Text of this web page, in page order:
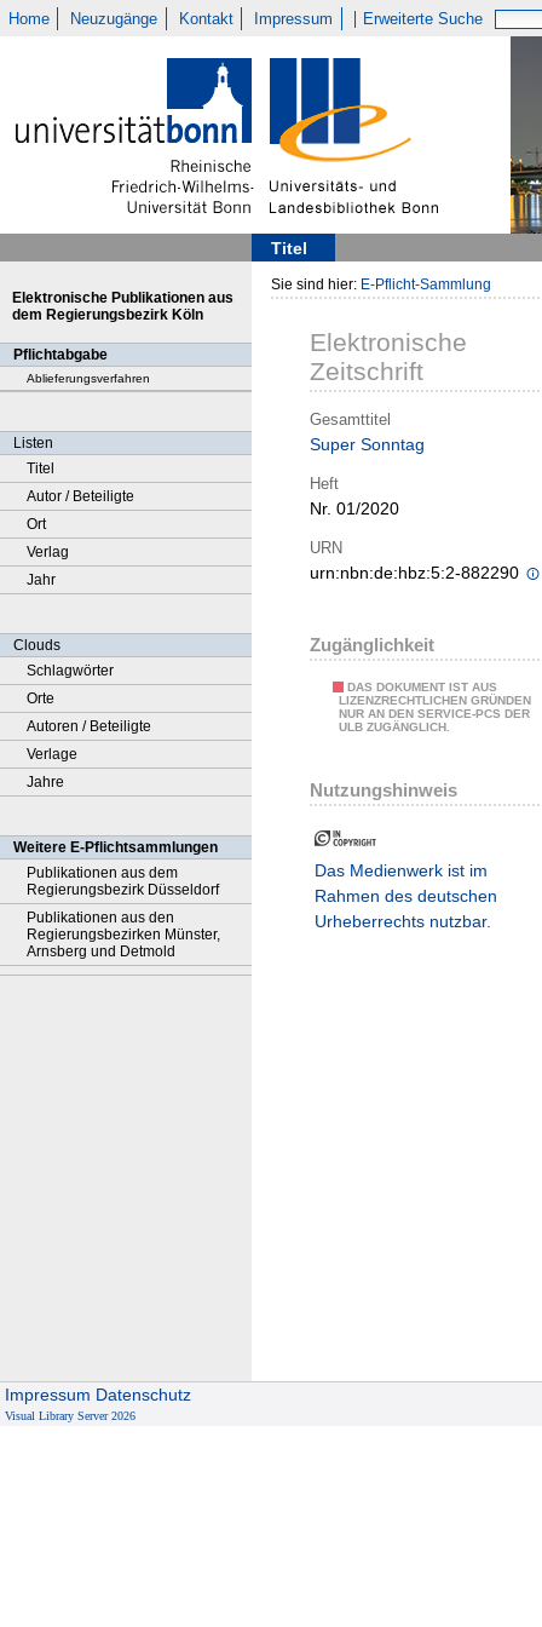
Home Neuzugänge Kontakt Impressum Erweiterte Suche
Titel
Elektronische Publikationen aus
dem Regierungsbezirk Köln
Pflichtabgabe
Ablieferungsverfahren
Listen
Titel
Autor / Beteiligte
Ort
Verlag
Jahr
Clouds
Schlagwörter
Orte
Autoren / Beteiligte
Verlage
Jahre
Weitere E-Pflichtsammlungen
Publikationen aus dem
Regierungsbezirk Düsseldorf
Publikationen aus den
Regierungsbezirken Münster,
Arnsberg und Detmold
Sie sind hier: E-Pflicht-Sammlung
Elektronische
Zeitschrift
Gesamttitel
Super Sonntag
Heft
Nr. 01/2020
URN
urn:nbn:de:hbz:5:2-882290
Zugänglichkeit
DAS DOKUMENT IST AUS
LIZENZRECHTLICHEN GRÜNDEN
NUR AN DEN SERVICE-PCS DER
ULB ZUGÄNGLICH.
Nutzungshinweis
Das Medienwerk ist im
Rahmen des deutschen
Urheberrechts nutzbar.
Impressum Datenschutz
Visual Library Server 2026